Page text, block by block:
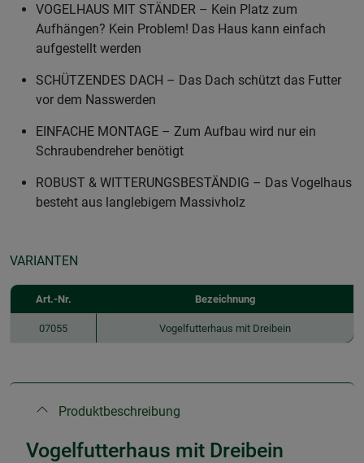
VOGELHAUS MIT STÄNDER – Kein Platz zum
Aufhängen? Kein Problem! Das Haus kann einfach
aufgestellt werden
SCHÜTZENDES DACH – Das Dach schützt das Futter
vor dem Nasswerden
EINFACHE MONTAGE – Zum Aufbau wird nur ein
Schraubendreher benötigt
ROBUST & WITTERUNGSBESTÄNDIG – Das Vogelhaus
besteht aus langlebigem Massivholz
VARIANTEN
Art.-Nr. Bezeichnung
07055 Vogelfutterhaus mit Dreibein
Produktbeschreibung
Vogelfutterhaus mit Dreibein